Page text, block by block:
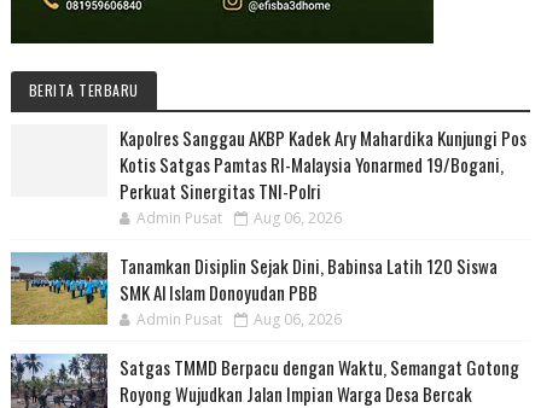
BERITA TERBARU
Kapolres Sanggau AKBP Kadek Ary Mahardika Kunjungi Pos
Kotis Satgas Pamtas RI-Malaysia Yonarmed 19/Bogani,
Perkuat Sinergitas TNI-Polri
Admin Pusat Aug 06, 2026
Tanamkan Disiplin Sejak Dini, Babinsa Latih 120 Siswa
SMK Al Islam Donoyudan PBB
Admin Pusat Aug 06, 2026
Satgas TMMD Berpacu dengan Waktu, Semangat Gotong
Royong Wujudkan Jalan Impian Warga Desa Bercak